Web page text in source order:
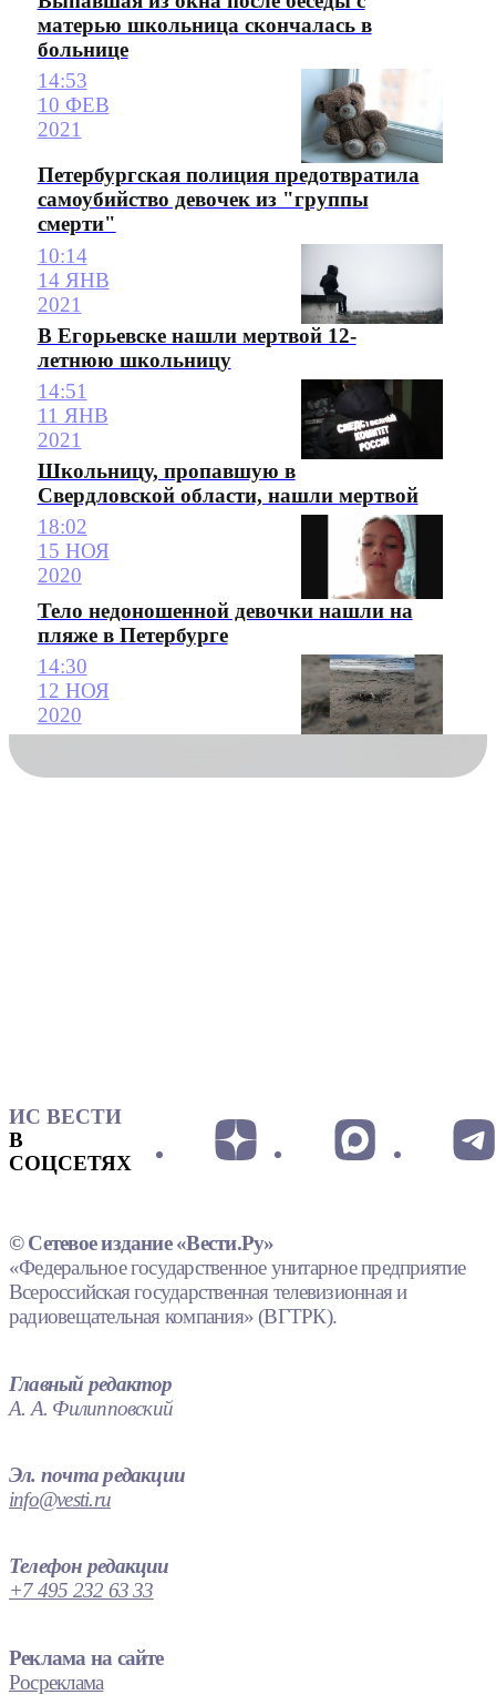
матерью школьница скончалась в
больнице
14:53
10 ФЕВ
2021
Петербургская полиция предотвратила
самоубийство девочек из "группы
смерти"
10:14
14 ЯНВ
2021
В Егорьевске нашли мертвой 12-
летнюю школьницу
14:51
11 ЯНВ
2021
Школьницу, пропавшую в
Свердловской области, нашли мертвой
18:02
15 НОЯ
2020
Тело недоношенной девочки нашли на
пляже в Петербурге
14:30
12 НОЯ
2020
ИС ВЕСТИ
В
СОЦСЕТЯХ
© Сетевое издание «Вести.Ру»
«Федеральное государственное унитарное предприятие
Всероссийская государственная телевизионная и
радиовещательная компания» (ВГТРК).
Главный редактор
А. А. Филипповский
Эл. почта редакции
info@vesti.ru
Телефон редакции
+7 495 232 63 33
Реклама на сайте
Росреклама